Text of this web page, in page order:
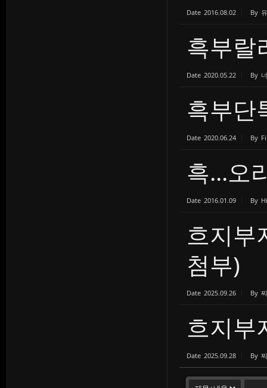
Date 2016.08.02 By
흑부랄
Date 2020.05.22 By
흑부단
Date 2020.06.24 By
흑...오
Date 2016.01.09 By
흐지
첨부)
Date 2025.09.26 By
흐지
Date 2025.09.28 By